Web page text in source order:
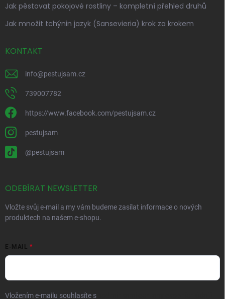
Jak pěstovat pokojové rostliny – kompletní přehled druhů
Jak množit tchýnin jazyk (Sansevieria) krok za krokem
KONTAKT
info@pestujsam.cz
739007782
https://www.facebook.com/pestujsam.cz
pestujsam
@pestujsam
ODEBÍRAT NEWSLETTER
Vložte svůj e-mail a my vám budeme zasílat informace o nových
produktech na našem e-shopu.
E-MAIL
Vložením e-mailu souhlasíte s